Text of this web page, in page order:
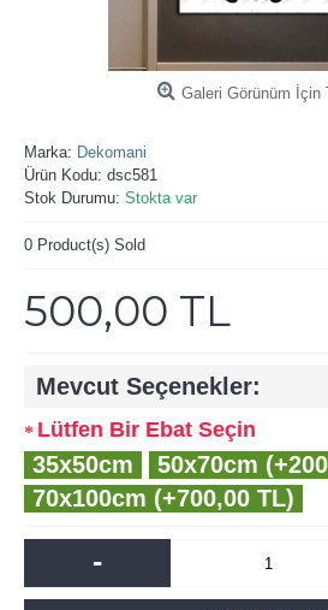
Galeri Görünüm İçin
Marka: Dekomani
Ürün Kodu: dsc581
Stok Durumu: Stokta var
0 Product(s) Sold
500,00 TL
Mevcut Seçenekler:
Lütfen Bir Ebat Seçin
35x50cm
50x70cm
70x100cm (+700,00 TL)
-